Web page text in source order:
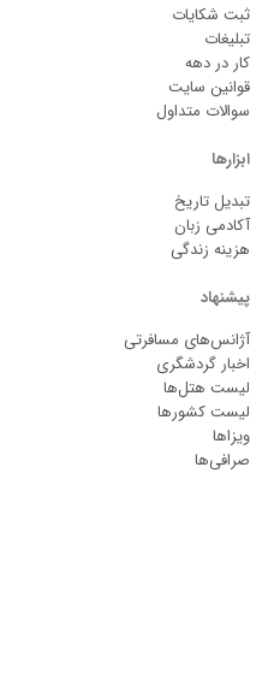
ثبت شکایات
تبلیغات
کار در دهه
قوانین سایت
سوالات متداول
ابزارها
تبدیل تاریخ
آکادمی زبان
هزینه زندگی
پیشنهاد
آژانس‌های مسافرتی
اخبار گردشگری
لیست هتل‌ها
لیست کشورها
ویزاها
صرافی‌ها